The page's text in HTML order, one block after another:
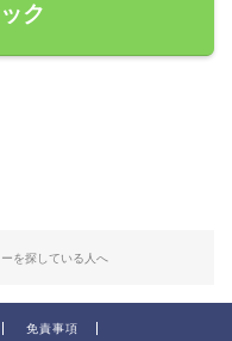
ク
を探している人へ
免責事項